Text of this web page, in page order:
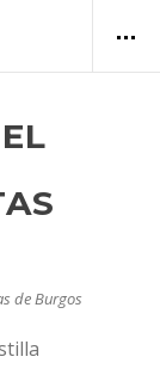
de Burgos